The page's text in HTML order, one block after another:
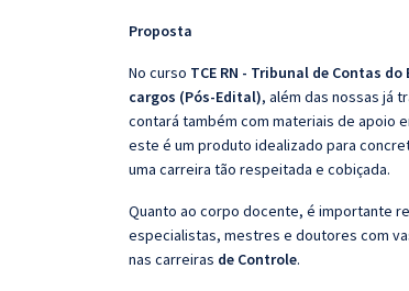
Proposta
No curso TCE RN - Tribunal de Contas
cargos (Pós-Edital), além das nossas já
contará também com materiais de apoio
este é um produto idealizado para
uma carreira tão respeitada e cobiçada.
Quanto ao corpo docente, é importante
especialistas, mestres e doutores com
nas carreiras de Controle.